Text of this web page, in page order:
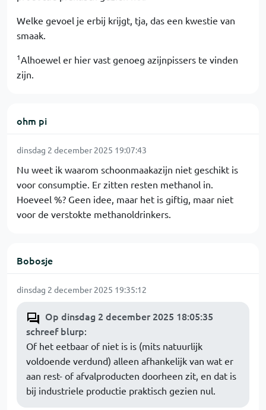
Welke gevoel je erbij krijgt, tja, das een kwestie van
smaak.
1Alhoewel er hier vast genoeg azijnpissers te vinden
zijn.
ohm pi
dinsdag 2 december 2025 19:07:43
Nu weet ik waarom schoonmaakazijn niet geschikt is
voor consumptie. Er zitten resten methanol in.
Hoeveel %? Geen idee, maar het is giftig, maar niet
voor de verstokte methanoldrinkers.
Bobosje
dinsdag 2 december 2025 19:35:12
Op dinsdag 2 december 2025 18:05:35
schreef blurp:
Of het eetbaar of niet is is (mits natuurlijk
voldoende verdund) alleen afhankelijk van wat er
aan rest- of afvalproducten doorheen zit, en dat is
bij industriele productie praktisch gezien nul.